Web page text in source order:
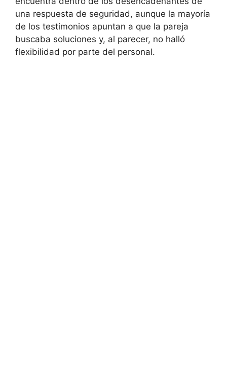
una respuesta de seguridad, aunque la mayoría
de los testimonios apuntan a que la pareja
buscaba soluciones y, al parecer, no halló
flexibilidad por parte del personal.